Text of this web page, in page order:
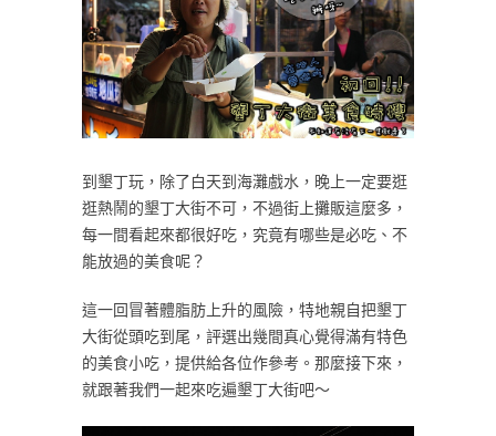
到墾丁玩，除了白天到海灘戲水，晚上一定要逛
逛熱鬧的墾丁大街不可，不過街上攤販這麼多，
每一間看起來都很好吃，究竟有哪些是必吃、不
能放過的美食呢？
這一回冒著體脂肪上升的風險，特地親自把墾丁
大街從頭吃到尾，評選出幾間真心覺得滿有特色
的美食小吃，提供給各位作參考。那麼接下來，
就跟著我們一起來吃遍墾丁大街吧～